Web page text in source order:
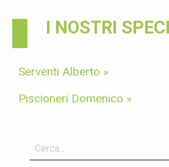
I NOSTRI
Serventi Alberto »
Piscioneri Domenico »